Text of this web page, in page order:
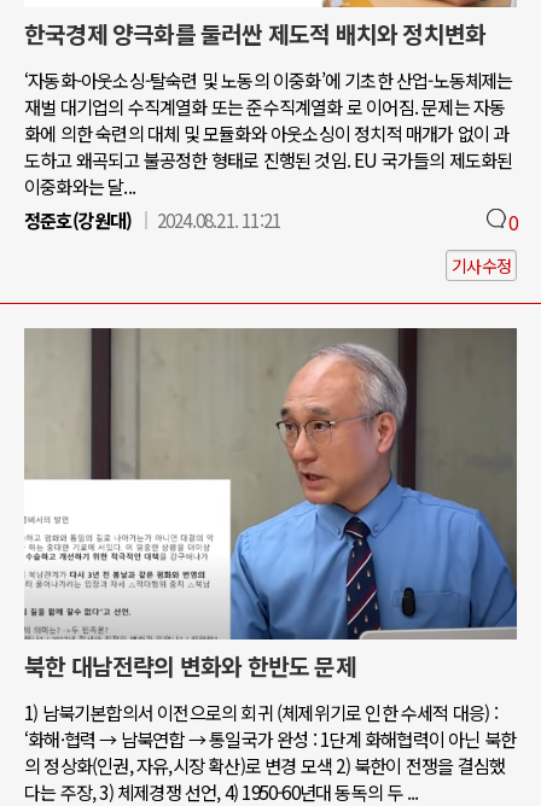
한국경제 양극화를 둘러싼 제도적 배치와 정치변화
‘자동화-아웃소싱-탈숙련 및 노동의 이중화’에 기초한 산업-노동체제는
재벌 대기업의 수직계열화 또는 준수직계열화 로 이어짐. 문제는 자동
화에 의한 숙련의 대체 및 모듈화와 아웃소싱이 정치적 매개가 없이 과
도하고 왜곡되고 불공정한 형태로 진행된 것임. EU 국가들의 제도화된
이중화와는 달...
정준호(강원대)
2024.08.21. 11:21 0
기사수정
북한 대남전략의 변화와 한반도 문제
1) 남북기본합의서 이전으로의 회귀 (체제위기로 인한 수세적 대응) :
‘화해·협력 → 남북연합 → 통일국가 완성 : 1단계 화해협력이 아닌 북한
의 정상화(인권, 자유,시장 확산)로 변경 모색 2) 북한이 전쟁을 결심했
다는 주장, 3) 체제경쟁 선언, 4) 1950-60년대 동독의 두 ...